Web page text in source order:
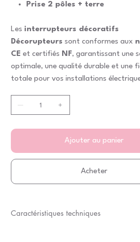
Prise 2 pôles + terre
Les interrupteurs décoratifs
Décorupteurs sont conformes aux
CE et certifiés NF, garantissant une
optimale, une qualité durable et une
totale pour vos installations
Ajouter au panier
Acheter
Caractéristiques techniques